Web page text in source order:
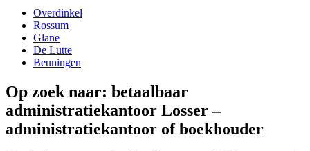
Overdinkel
Rossum
Glane
De Lutte
Beuningen
Op zoek naar: betaalbaar
administratiekantoor Losser –
administratiekantoor of boekhouder